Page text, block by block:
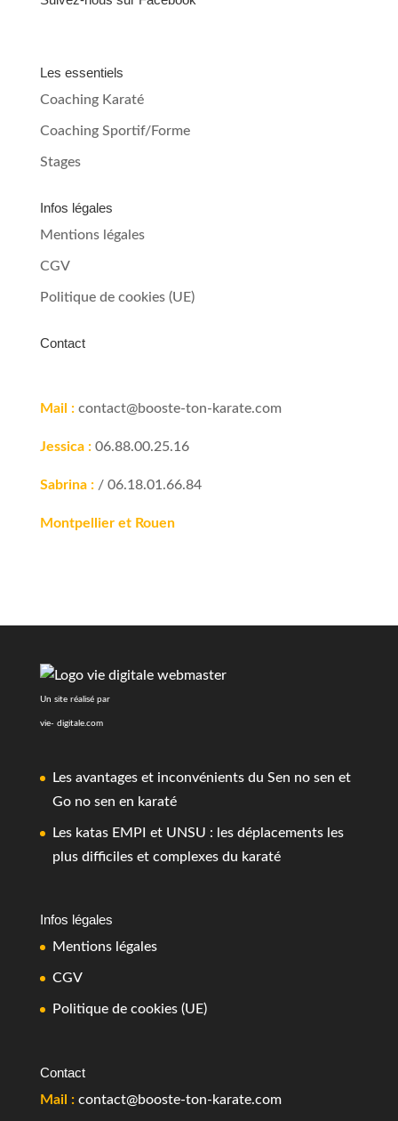
Les essentiels
Coaching Karaté
Coaching Sportif/Forme
Stages
Infos légales
Mentions légales
CGV
Politique de cookies (UE)
Contact
Mail :contact@booste-ton-karate.com
Jessica : 06.88.00.25.16
Sabrina : / 06.18.01.66.84
Montpellier et Rouen
Un site réalisé par
vie- digitale.com
Les avantages et inconvénients du Sen no sen et
Go no sen en karaté
Les katas EMPI et UNSU : les déplacements les
plus difficiles et complexes du karaté
Infos légales
Mentions légales
CGV
Politique de cookies (UE)
Contact
Mail : contact@booste-ton-karate.com